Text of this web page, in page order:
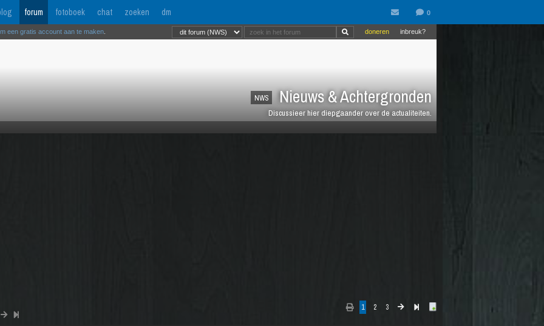
forum fotoboek chat zoeken dm
NWS Nieuws & Achtergronden
Discussieer hier diepgaander over de actualiteiten.
inbreuk?
doneren
een gratis account aan te maken
1 2 3